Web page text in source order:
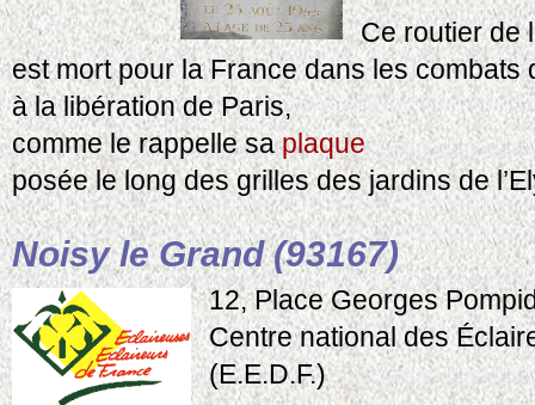
Ce routier de
est mort pour la France dans les combats
à la libération de Paris,
comme le rappelle saplaque
posée le long des grilles des jardins de
Noisy le Grand (93167)
12, Place Georges
Centre national des
(E.E.D.F.)